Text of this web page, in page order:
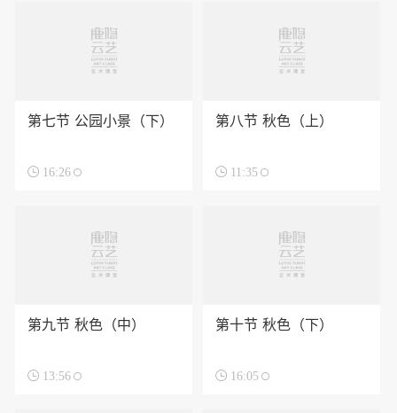
第七节 公园小景（下）
 16:26
第八节 秋色（上）
 11:35
第九节 秋色（中）
 13:56
第十节 秋色（下）
 16:05